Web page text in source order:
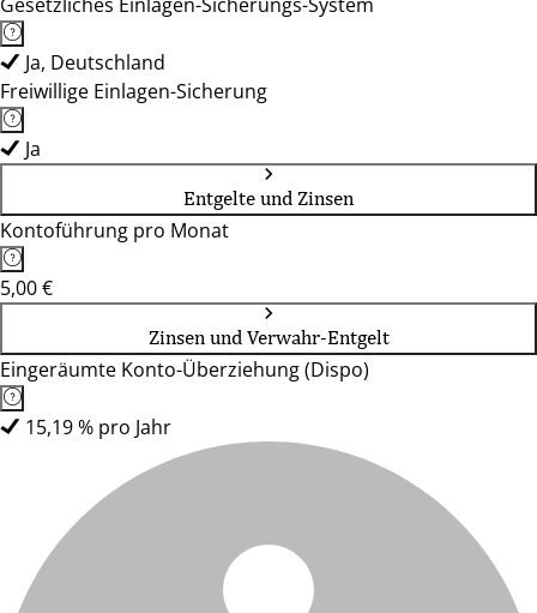
Ja, Deutschland
Freiwillige Einlagen-Sicherung
Ja
Entgelte und Zinsen
Kontoführung pro Monat
5,00 €
Zinsen und Verwahr-Entgelt
Eingeräumte Konto-Überziehung (Dispo)
15,19 % pro Jahr